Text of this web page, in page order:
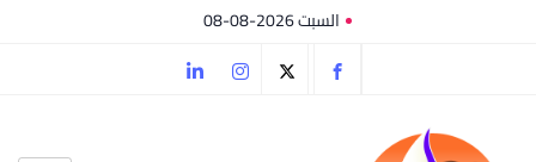
السبت 2026-08-08